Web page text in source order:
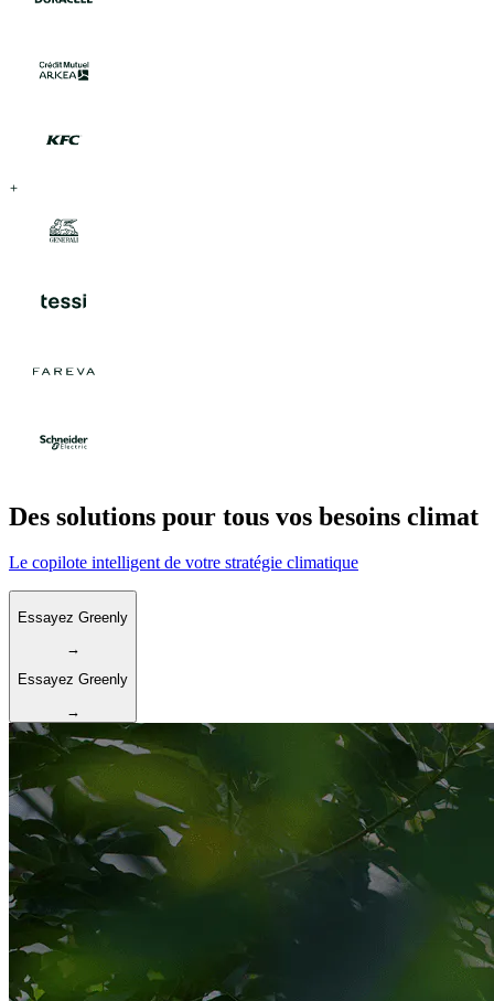
Des solutions pour tous vos besoins climat
Le copilote intelligent de votre stratégie climatique
Essayez Greenly
→
Essayez Greenly
→